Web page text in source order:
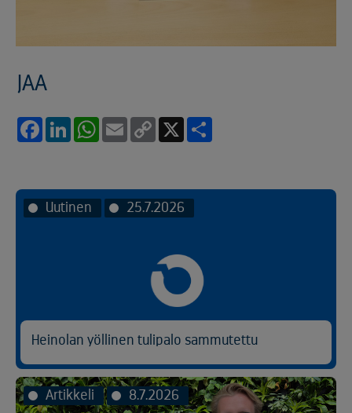
JAA
FacebookLinkedInWhatsApp
Email
Copy
Uutinen 25.7.2026
Heinolan yöllinen tulipalo sammutettu
Artikkeli 8.7.2026